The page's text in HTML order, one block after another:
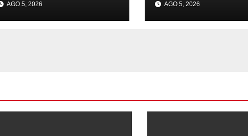
AGO 5, 2026 AGO 5, 2026